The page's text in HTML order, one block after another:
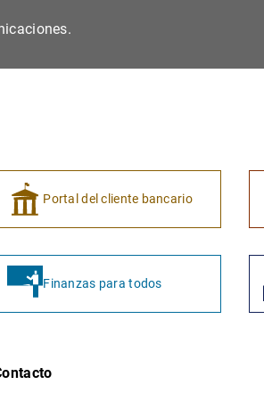
Portal del cliente bancario
Finanzas para todos